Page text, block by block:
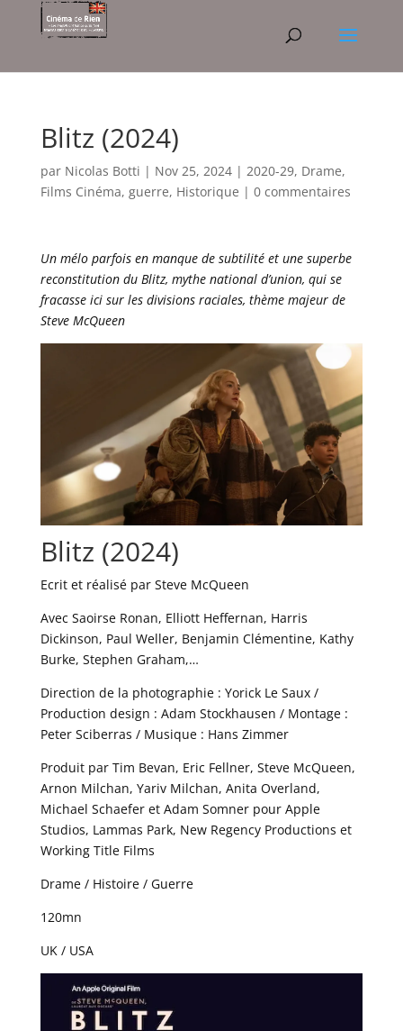
Blitz (2024)
par Nicolas Botti | Nov 25, 2024| 2020-29, Drame,
Films Cinéma, guerre, Historique | 0 commentaires
Un mélo parfois en manque de subtilité et une superbe
reconstitution du Blitz, mythe national d’union, qui se
fracasse ici sur les divisions raciales, thème majeur de
Steve McQueen
Blitz (2024)
Ecrit et réalisé par Steve McQueen
Avec Saoirse Ronan, Elliott Heffernan, Harris
Dickinson, Paul Weller, Benjamin Clémentine, Kathy
Burke, Stephen Graham,…
Direction de la photographie : Yorick Le Saux /
Production design : Adam Stockhausen / Montage :
Peter Sciberras / Musique : Hans Zimmer
Produit par Tim Bevan, Eric Fellner, Steve McQueen,
Arnon Milchan, Yariv Milchan, Anita Overland,
Michael Schaefer et Adam Somner pour Apple
Studios, Lammas Park, New Regency Productions et
Working Title Films
Drame / Histoire / Guerre
120mn
UK / USA